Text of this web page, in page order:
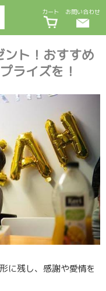
カート お問い合わせ
ト！おすすめ
ライズを！
に残し、感謝や愛情を